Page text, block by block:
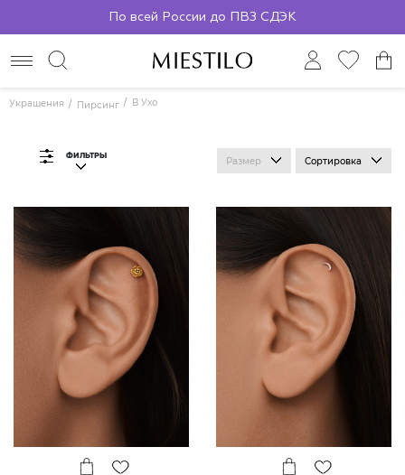
По всей России до ПВЗ СДЭК
Украшения Пирсинг В Ухо
ФИЛЬТРЫ Размер Сортировка